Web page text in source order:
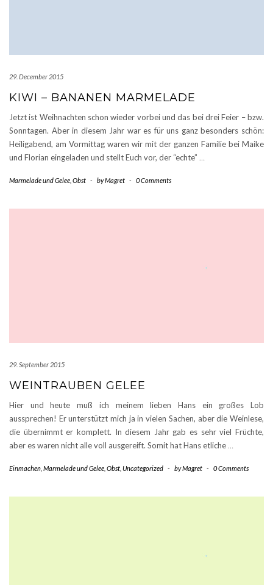
29. December 2015
KIWI – BANANEN MARMELADE
Jetzt ist Weihnachten schon wieder vorbei und das bei drei Feier – bzw.
Sonntagen. Aber in diesem Jahr war es für uns ganz besonders schön:
Heiligabend, am Vormittag waren wir mit der ganzen Familie bei Maike
und Florian eingeladen und stellt Euch vor, der “echte” …
Marmelade und Gelee Obst - byMagret - 0 Comments
29. September 2015
WEINTRAUBEN GELEE
Hier und heute muß ich meinem lieben Hans ein großes Lob
aussprechen! Er unterstützt mich ja in vielen Sachen, aber die Weinlese,
die übernimmt er komplett. In diesem Jahr gab es sehr viel Früchte,
aber es waren nicht alle voll ausgereift. Somit hat Hans etliche…
Einmachen Marmelade und Gelee Obst Uncategorized - byMagret - 0 Comments